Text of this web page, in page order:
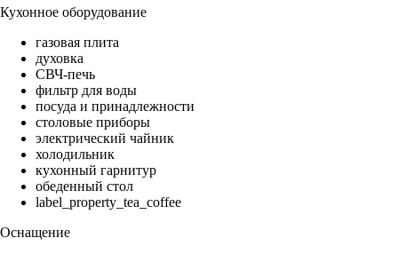
Кухонное оборудование
газовая плита
духовка
СВЧ-печь
фильтр для воды
посуда и принадлежности
столовые приборы
электрический чайник
холодильник
кухонный гарнитур
обеденный стол
label_property_tea_coffee
Оснащение